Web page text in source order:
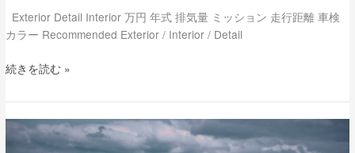
Exterior Detail Interior 万円 年式 排気量 ミッション 走行距離 車検
カラー Recommended Exterior / Interior / Detail
続きを読む »
LB-
ER34